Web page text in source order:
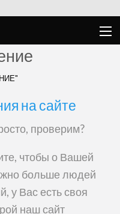
на сайте
проверим?
чтобы о Вашей
больше людей
у Вас есть своя
наш сайт